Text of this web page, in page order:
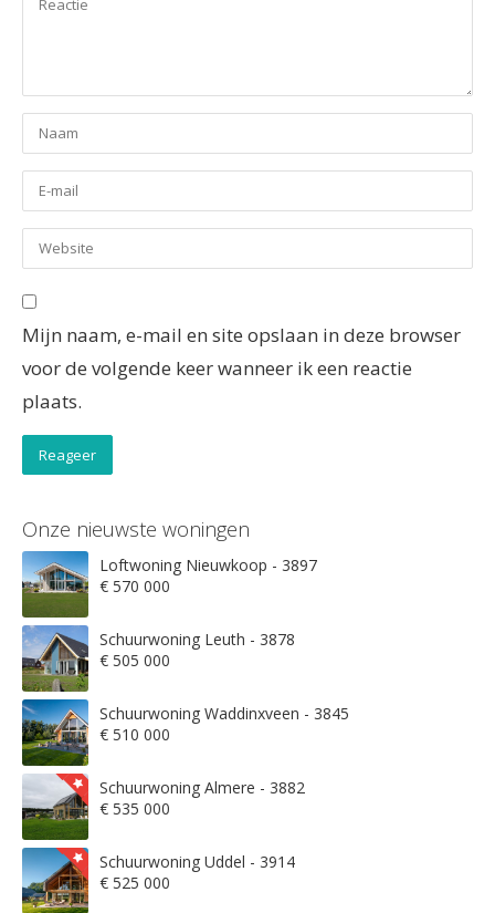
Mijn naam, e-mail en site opslaan in deze browser
voor de volgende keer wanneer ik een reactie
plaats.
Onze nieuwste woningen
Loftwoning Nieuwkoop - 3897
€ 570 000
Schuurwoning Leuth - 3878
€ 505 000
Schuurwoning Waddinxveen - 3845
€ 510 000
Schuurwoning Almere - 3882
€ 535 000
Schuurwoning Uddel - 3914
€ 525 000